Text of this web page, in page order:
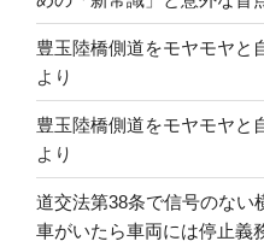
豊玉陸橋側道をモヤモヤと
より
豊玉陸橋側道をモヤモヤと
より
道交法第38条で信号のない
車がいたら車両には停止義